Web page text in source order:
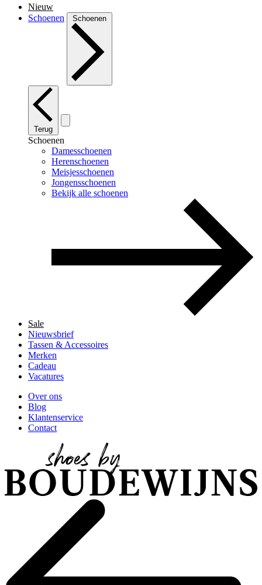
Nieuw
Schoenen
Schoenen
Terug
Schoenen
Damesschoenen
Herenschoenen
Meisjesschoenen
Jongensschoenen
Bekijk alle schoenen
Sale
Nieuwsbrief
Tassen & Accessoires
Merken
Cadeau
Vacatures
Over ons
Blog
Klantenservice
Contact